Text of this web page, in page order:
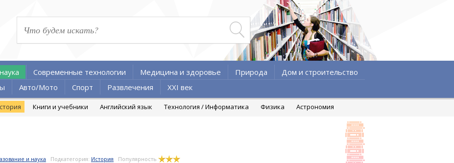
Современные технологии Медицина и здоровье Природа
Дом и строительство
Авто/Мото Спорт Развлечения XXI век
Книги и учебники Английский язык Технология / Информатика Физика Астрономия
и наука Подкатегория: История Популярность